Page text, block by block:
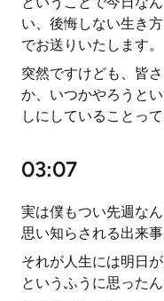
い、後悔しない生き
でお送りいたします。
突然ですけども、皆
か、いつかやろうと
しにしていることっ
03:07
実は僕もつい先週な
思い知らされる出来
それが人生には明日
というふうに思ったん